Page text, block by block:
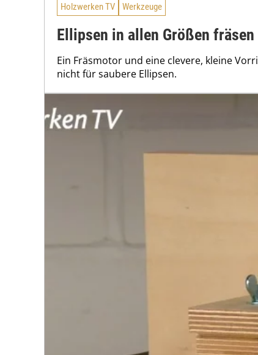
Holzwerken TV Werkzeuge
Ellipsen in allen Größen fräsen
Ein Fräsmotor und eine clevere, kleine
nicht für saubere Ellipsen.